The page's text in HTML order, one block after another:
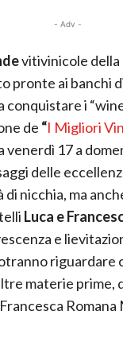
- Adv -
vitivinicole della
pronte ai banchi
conquistare i
de “I Migliori
venerdì 17 a
delle
nicchia, ma
Luca e
e
riguardare
materie prime,
Romana